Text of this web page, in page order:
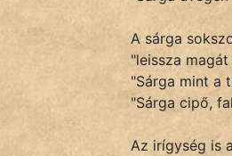
KÖZMONDÁS
A sárga
"leissza
"Sárga mint a
"Sárga cipő,
Az irígység is